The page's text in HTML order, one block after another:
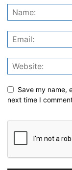
Save my name,
next time I